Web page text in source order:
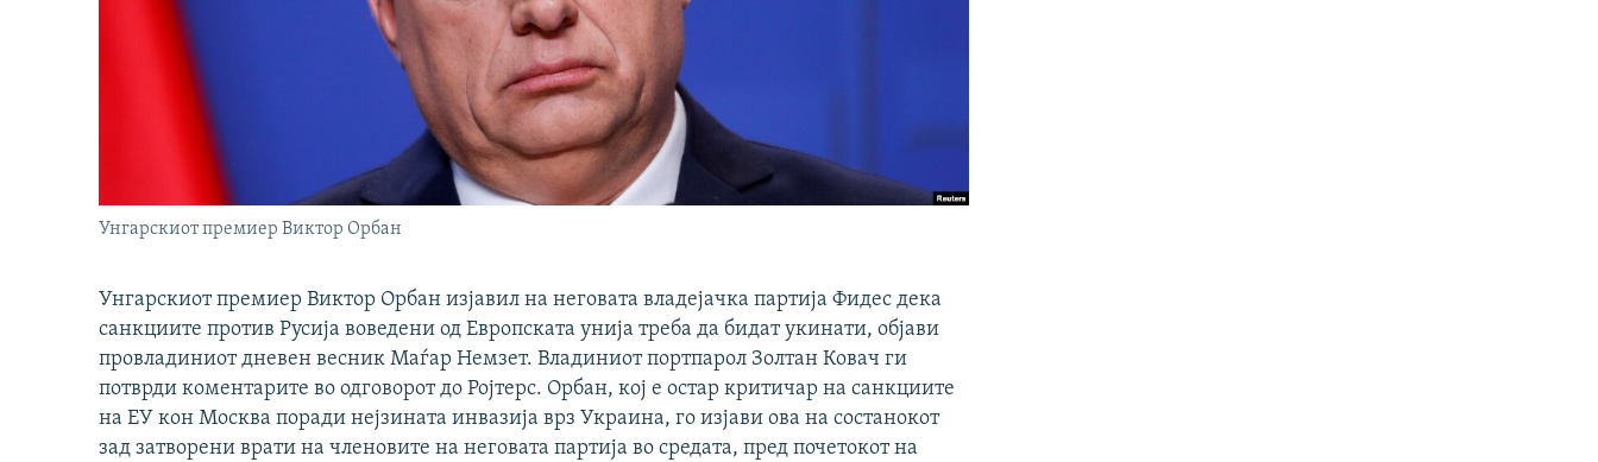
Унгарскиот премиер Виктор Орбан
Унгарскиот премиер Виктор Орбан изјавил на неговата владејачка партија Фидес дека
санкциите против Русија воведени од Европската унија треба да бидат укинати, објави
провладиниот дневен весник Маѓар Немзет. Владиниот портпарол Золтан Ковач ги
потврди коментарите во одговорот до Ројтерс. Орбан, кој е остар критичар на санкциите
на ЕУ кон Москва поради нејзината инвазија врз Украина, го изјави ова на состанокот
зад затворени врати на членовите на неговата партија во средата, пред почетокот на